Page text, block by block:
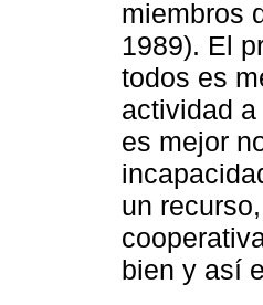
miembros
1989). El
todos es
actividad
es mejor
un
bien y así